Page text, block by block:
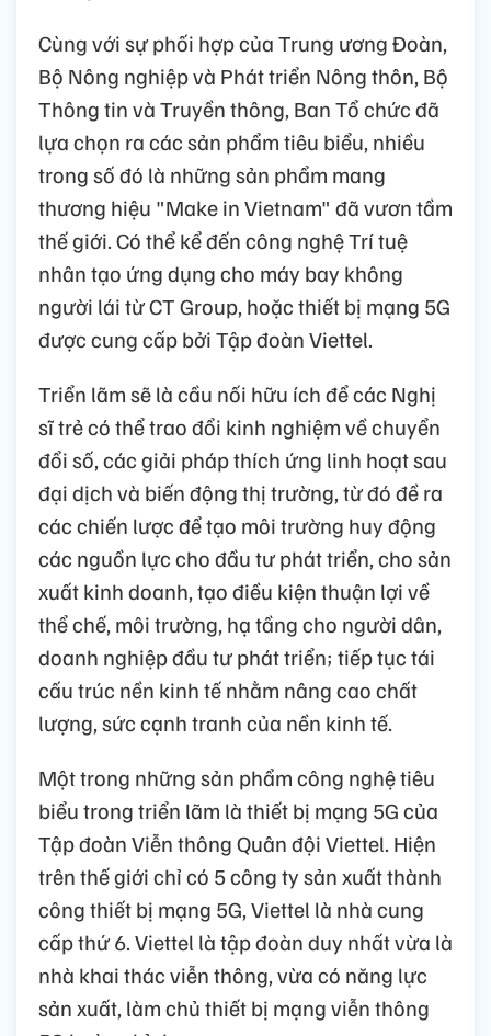
Cùng với sự phối hợp của Trung ương Đoàn,
Bộ Nông nghiệp và Phát triển Nông thôn, Bộ
Thông tin và Truyền thông, Ban Tổ chức đã
lựa chọn ra các sản phẩm tiêu biểu, nhiều
trong số đó là những sản phẩm mang
thương hiệu "Make in Vietnam" đã vươn tầm
thế giới. Có thể kể đến công nghệ Trí tuệ
nhân tạo ứng dụng cho máy bay không
người lái từ CT Group, hoặc thiết bị mạng 5G
được cung cấp bởi Tập đoàn Viettel.
Triển lãm sẽ là cầu nối hữu ích để các Nghị
sĩ trẻ có thể trao đổi kinh nghiệm về chuyển
đổi số, các giải pháp thích ứng linh hoạt sau
đại dịch và biến động thị trường, từ đó đề ra
các chiến lược để tạo môi trường huy động
các nguồn lực cho đầu tư phát triển, cho sản
xuất kinh doanh, tạo điều kiện thuận lợi về
thể chế, môi trường, hạ tầng cho người dân,
doanh nghiệp đầu tư phát triển; tiếp tục tái
cấu trúc nền kinh tế nhằm nâng cao chất
lượng, sức cạnh tranh của nền kinh tế.
Một trong những sản phẩm công nghệ tiêu
biểu trong triển lãm là thiết bị mạng 5G của
Tập đoàn Viễn thông Quân đội Viettel. Hiện
trên thế giới chỉ có 5 công ty sản xuất thành
công thiết bị mạng 5G, Viettel là nhà cung
cấp thứ 6. Viettel là tập đoàn duy nhất vừa là
nhà khai thác viễn thông, vừa có năng lực
sản xuất, làm chủ thiết bị mạng viễn thông